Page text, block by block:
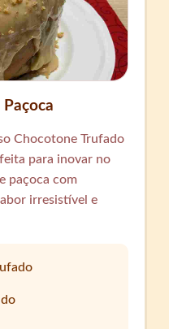
Chocotone Trufado
para inovar no
paçoca com
irresistível e